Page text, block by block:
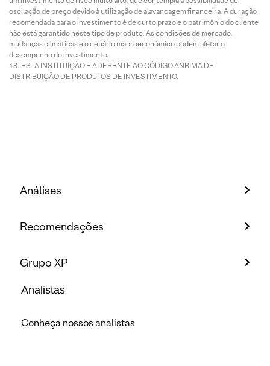
oscilação de preço devido à utilização de alavancagem financeira. A duração
recomendada para o investimento é de curto prazo e o patrimônio do cliente
não está garantido neste tipo de produto. As condições de mercado,
mudanças climáticas e o cenário macroeconômico podem afetar o
desempenho do investimento.
ESTA INSTITUIÇÃO É ADERENTE AO CÓDIGO ANBIMA DE
DISTRIBUIÇÃO DE PRODUTOS DE INVESTIMENTO.
Análises
Recomendações
Grupo XP
Analistas
Conheça nossos analistas